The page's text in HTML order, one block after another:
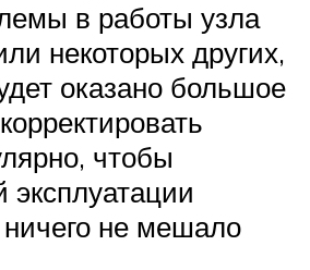
в работы узла
некоторых других,
оказано большое
чтобы
не мешало